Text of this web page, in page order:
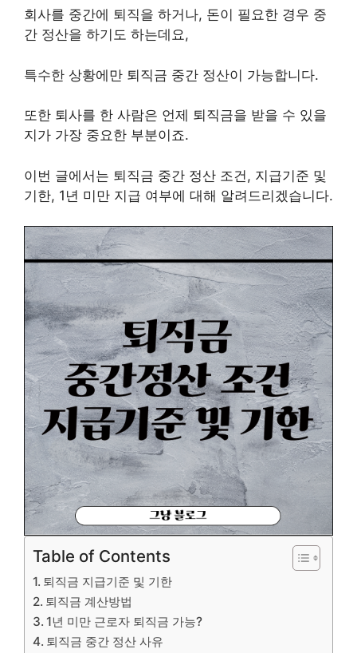
회사를 중간에 퇴직을 하거나, 돈이 필요한 경우 중
간 정산을 하기도 하는데요,
특수한 상황에만 퇴직금 중간 정산이 가능합니다.
또한 퇴사를 한 사람은 언제 퇴직금을 받을 수 있을
지가 가장 중요한 부분이죠.
이번 글에서는 퇴직금 중간 정산 조건, 지급기준 및
기한, 1년 미만 지급 여부에 대해 알려드리겠습니다.
Table of Contents
퇴직금 지급기준 및 기한
퇴직금 계산방법
1년 미만 근로자 퇴직금 가능?
퇴직금 중간 정산 사유